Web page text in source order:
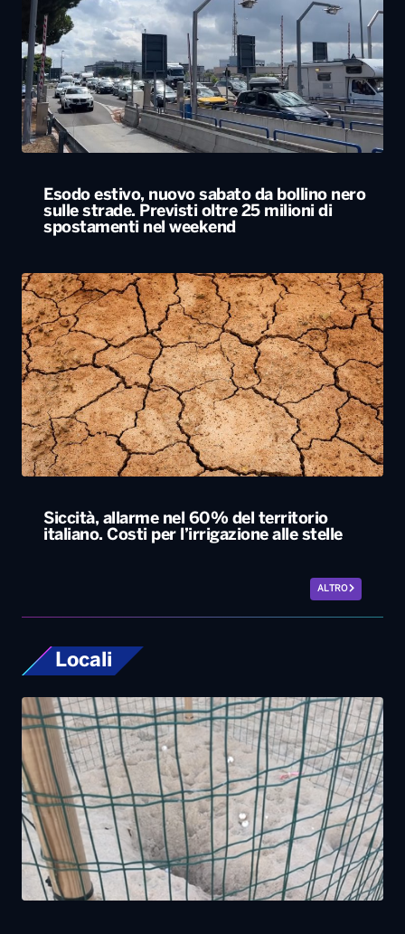
Esodo estivo, nuovo sabato da bollino nero
sulle strade. Previsti oltre 25 milioni di
spostamenti nel weekend
Siccità, allarme nel 60% del territorio
italiano. Costi per l’irrigazione alle stelle
ALTRO
Locali